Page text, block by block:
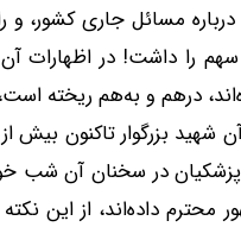
مسائل جاری کشور، و
سهم را داشت! در اظهارات
درهم و به‌هم ریخته
در سخنان آن شب
محترم داده‌اند، از این